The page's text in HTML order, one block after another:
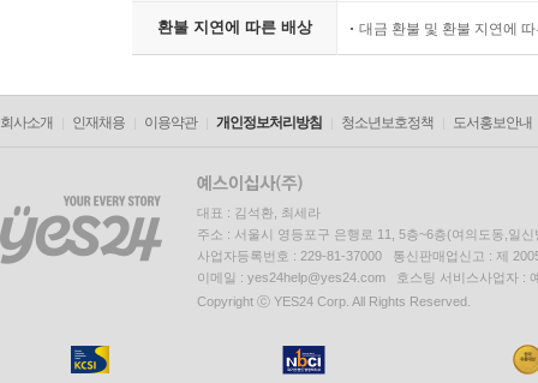
환불 지연에 따른 배상 대금 환불 및 환불 지연에
회사소개 인재채용 이용약관 개인정보처리방침 청소년보호정책 도서홍보안내
대표 : 김석환, 최세라
주소 : 서울시 영등포구 은행로 11, 5층~6층(여의도동,일신
사업자등록번호 : 229-81-37000 통신판매업신고 : 제
이메일 : yes24help@yes24.com 호스팅 서비스사업자 :
Copyright ⓒ YES24 Corp. All Rights Reserved.